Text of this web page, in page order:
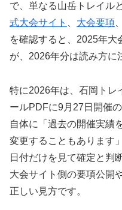
で、単なる山岳トレイル
式大会サイト
大会要項
を確認すると、2025年大
が、2026年分は読み方に
特に2026年は、石岡トレ
ールPDFに9月27日開催
自体に「過去の開催実績
変更することもあります
日付だけを見て確定と判
大会サイト側の要項公開
正しい見方です。